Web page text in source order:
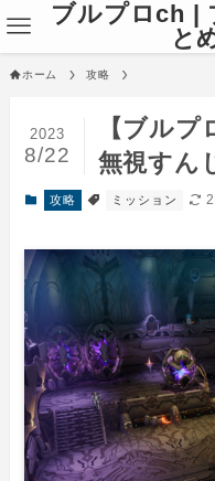
ブルプロch |
と
ホーム 攻略
【ブル
無視すん
2023
8/22
攻略 ミッション